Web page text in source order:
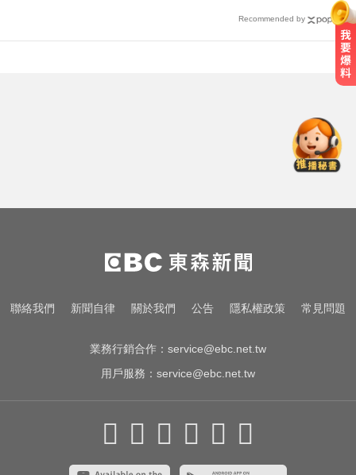
Recommended by
日網讚：比政府還快
明天會放颱風假嗎？8縣市達「停班
課標準」
NBA／灰熊前鋒克拉克死因出爐 法
聯絡我們 新聞自律 關於我們 公告 隱私權政策 常見問題
業務行銷合作： service@ebc.net.tw
用戶服務： service@ebc.net.tw